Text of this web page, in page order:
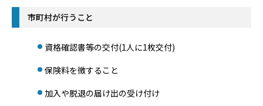
市町村が行うこと
資格確認書等の交付(1人に1枚交付)
保険料を徴すること
加入や脱退の届け出の受け付け